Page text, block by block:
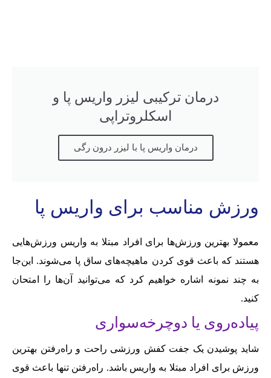
درمان ترکیبی لیزر واریس پا و
اسکلروتراپی
درمان واریس پا با لیزر درون رگی
ورزش مناسب برای واریس پا
معمولا بهترین ورزش‌‌ها برای افراد مبتلا به وا‌‌ریس ورزش‌‌هایی
هستند که باعث قوی کردن ماهیچه‌‌های ساق پا می‌‌شوند. این‌‌جا
به چند نمونه اشاره خواهیم کرد که می‌‌توانید آن‌‌ها را امتحان
کنید.
پیاده‌‌روی یا دوچرخه‌‌سواری
شاید پوشیدن یک جفت کفش ورزشی راحت و راه‌‌رفتن بهترین
ورزش برای افراد مبتلا به وا‌‌ریس باشد. راه‌‌رفتن تنها باعث قوی